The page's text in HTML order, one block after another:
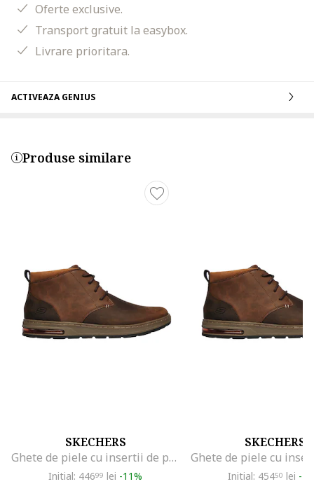
Oferte exclusive.
Transport gratuit la easybox.
Livrare prioritara.
ACTIVEAZA GENIUS
Produse similare
SKECHERS
Ghete de piele cu insertii de piele ecologica Evenston-Renli, Maro
Initial: 44699 lei -11%
SKECHERS
Initial: 45450 lei -